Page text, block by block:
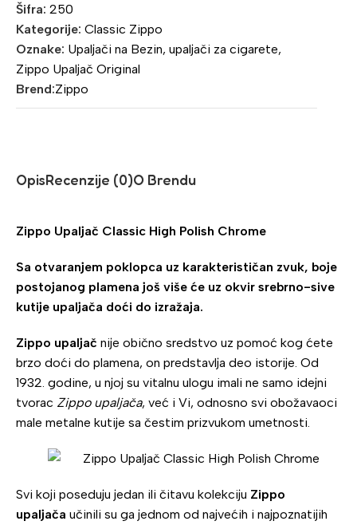
Šifra: 250
Kategorije: Classic Zippo
Oznake: Upaljači na Bezin, upaljači za cigarete,
Zippo Upaljač Original
Brend:Zippo
OpisRecenzije (0)O Brendu
Zippo Upaljač Classic High Polish Chrome
Sa otvaranjem poklopca uz karakterističan zvuk, boje
postojanog plamena još više će uz okvir srebrno-sive
kutije upaljača doći do izražaja.
Zippo upaljač nije obično sredstvo uz pomoć kog ćete
brzo doći do plamena, on predstavlja deo istorije. Od
1932. godine, u njoj su vitalnu ulogu imali ne samo idejni
tvorac Zippo upaljača, već i Vi, odnosno svi obožavaoci
male metalne kutije sa čestim prizvukom umetnosti.
Svi koji poseduju jedan ili čitavu kolekciju Zippo
upaljača učinili su ga jednom od najvećih i najpoznatijih